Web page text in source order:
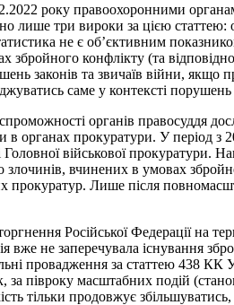
року правоохоронними
лише три вироки за цією статтею:
не є об’єктивним
збройного конфлікту (та
законів та звичаїв війни, якщо
саме у контексті
органів правосуддя
в органах прокуратури. У період
Головної військової прокуратури.
вчинених в умовах
прокуратур. Лише після
Російської Федерації на
вже не заперечувала існування
провадження за статтею 438 КК
за півроку масштабних подій
тільки продовжує